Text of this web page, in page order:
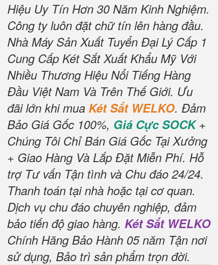
Hiệu Uy Tín Hơn 30 Năm Kinh Nghiệm.
Công ty luôn đặt chữ tín lên hàng đầu.
Nhà Máy Sản Xuất Tuyển Đại Lý Cấp 1
Cung Cấp Két Sắt Xuất Khẩu Mỹ Với
Nhiều Thương Hiệu Nổi Tiếng Hàng
Đầu Việt Nam Và Trên Thế Giới. Ưu
đãi lớn khi mua Két Sắt WELKO. Đảm
Bảo Giá Gốc 100%, Giá Cực SOCK+
Chúng Tôi Chỉ Bán Giá Gốc Tại Xưởng
+ Giao Hàng Và Lắp Đặt Miễn Phí. Hỗ
trợ Tư vấn Tận tình và Chu đáo 24/24.
Thanh toán tại nhà hoặc tại cơ quan.
Dịch vụ chu đáo chuyên nghiệp, đảm
bảo tiến độ giao hàng. Két Sắt WELKO
Chính Hãng Bảo Hành 05 năm Tận nơi
sử dụng, Bảo trì sản phẩm trọn đời.